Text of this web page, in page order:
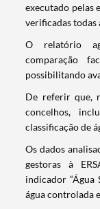
Termo de
executado pelas
verificadas todas
O relatório
comparação
possibilitando
De referir que,
concelhos,
classificação de
Os dados
gestoras à
indicador “Água
água controlada